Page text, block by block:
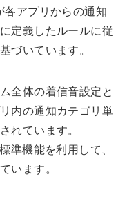
各アプリからの通知
定義したルールに従
づいています。
全体の着信音設定と
内の通知カテゴリ単
れています。
準機能を利用して、
います。